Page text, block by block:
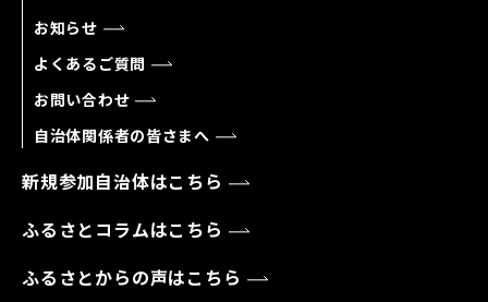
お知らせ
よくあるご質問
お問い合わせ
自治体関係者の皆さまへ
新規参加自治体はこちら
ふるさとコラムはこちら
ふるさとからの声はこちら